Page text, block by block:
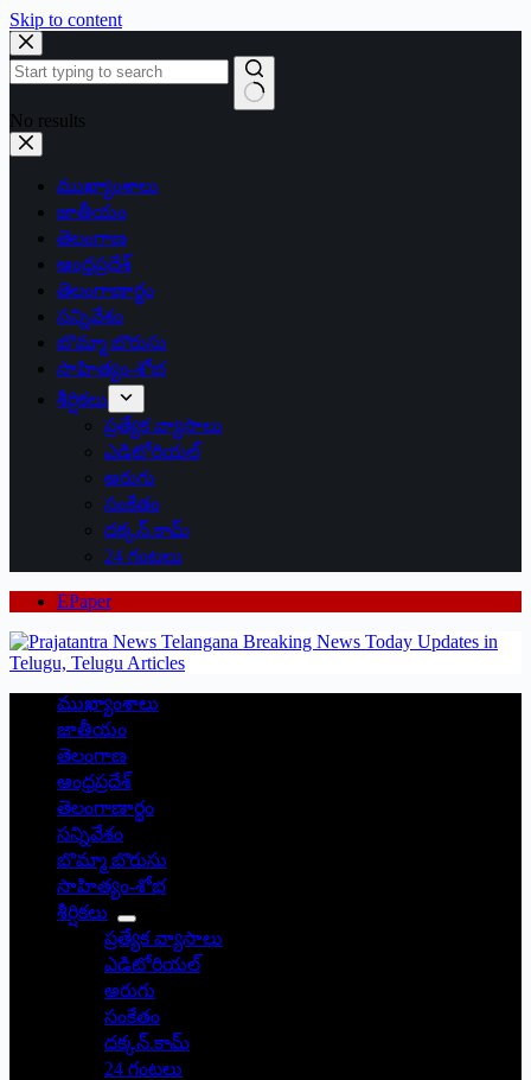
Skip to content
No results
ముఖ్యాంశాలు
జాతీయం
తెలంగాణ
ఆంధ్రప్రదేశ్
తెలంగాణార్థం
సన్నివేశం
బొమ్మా బొరుసు
సాహిత్యం-శోభ
శీర్షికలు
ప్రత్యేక వ్యాసాలు
ఎడిటోరియల్
అరుగు
సంకేతం
దక్కన్.కామ్
24 గంటలు
EPaper
ముఖ్యాంశాలు
జాతీయం
తెలంగాణ
ఆంధ్రప్రదేశ్
తెలంగాణార్థం
సన్నివేశం
బొమ్మా బొరుసు
సాహిత్యం-శోభ
శీర్షికలు
ప్రత్యేక వ్యాసాలు
ఎడిటోరియల్
అరుగు
సంకేతం
దక్కన్.కామ్
24 గంటలు